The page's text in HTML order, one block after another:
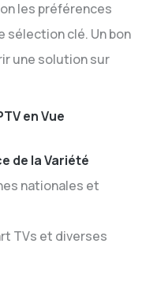
les préférences
sélection clé. Un bon
une solution sur
en Vue
de la Variété
nationales et
TVs et diverses